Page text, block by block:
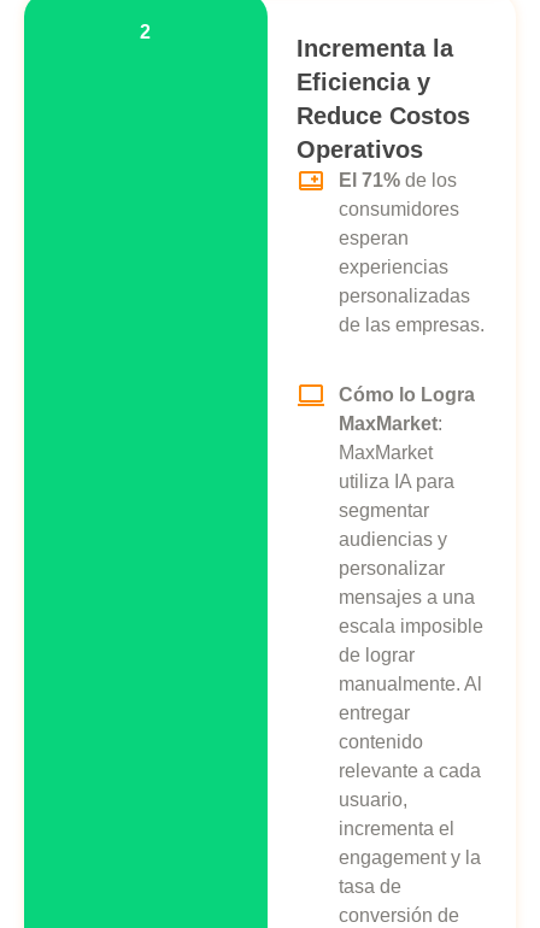
2
Incrementa la
Eficiencia y
Reduce Costos
Operativos
El 71%de los
consumidores
esperan
experiencias
personalizadas
de las empresas.
Cómo lo Logra
MaxMarket:
MaxMarket
utiliza IA para
segmentar
audiencias y
personalizar
mensajes a una
escala imposible
de lograr
manualmente. Al
entregar
contenido
relevante a cada
usuario,
incrementa el
engagement y la
tasa de
conversión de